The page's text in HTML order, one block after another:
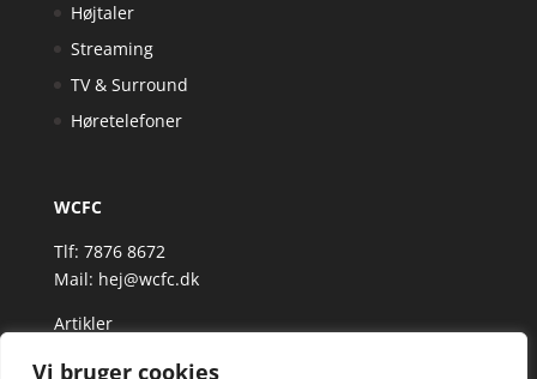
Vi bruger cookies
Højtaler
Streaming
TV & Surround
Høretelefoner
WCFC
Tlf: 7876 8672
Mail: hej@wcfc.dk
Artikler